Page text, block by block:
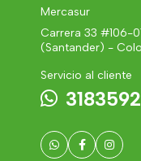
Mercasur
Carrera 33 #106-
(Santander) -
Servicio al cliente